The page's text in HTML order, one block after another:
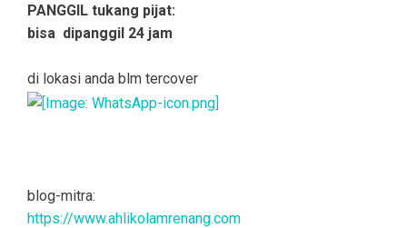
PANGGIL tukang pijat:
bisa dipanggil 24 jam
di lokasi anda blm tercover
blog-mitra:
https://www.ahlikolamrenang.com